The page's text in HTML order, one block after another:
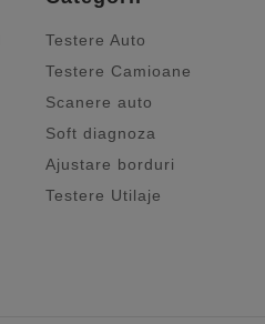
Testere Auto
Testere Camioane
Scanere auto
Soft diagnoza
Ajustare borduri
Testere Utilaje